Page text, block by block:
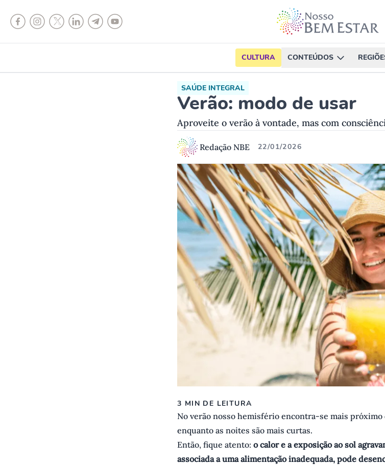
CULTURA CONTEÚDOS
SAÚDE INTEGRAL
Verão: modo de usar
Aproveite o verão à vontade, mas com
Redação NBE 22/01/2026
3 MIN DE LEITURA
No verão nosso hemisfério encontra-se mais próximo
enquanto as noites são mais curtas.
Então, fique atento: o calor e a exposição ao sol
associada a uma alimentação inadequada, pode